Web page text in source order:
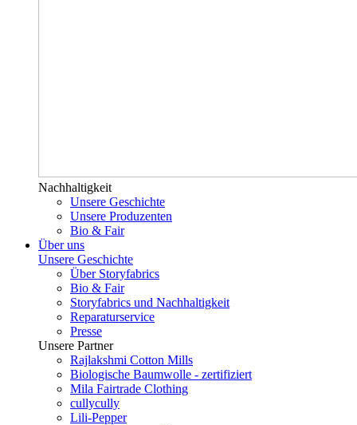
Nachhaltigkeit
Unsere Geschichte
Unsere Produzenten
Bio & Fair
Über uns
Unsere Geschichte
Über Storyfabrics
Bio & Fair
Storyfabrics und Nachhaltigkeit
Reparaturservice
Presse
Unsere Partner
Rajlakshmi Cotton Mills
Biologische Baumwolle - zertifiziert
Mila Fairtrade Clothing
cullycully
Lili-Pepper